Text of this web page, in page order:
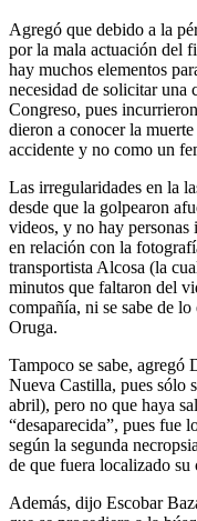
Agregó que debido a la
por la mala actuación del
hay muchos elementos
necesidad de solicitar una
Congreso, pues
dieron a conocer la
accidente y no como un
Las irregularidades en la
desde que la golpearon
videos, y no hay personas
en relación con la
transportista Alcosa (la
minutos que faltaron del
compañía, ni se sabe de lo
Oruga.
Tampoco se sabe,
Nueva Castilla, pues sólo
abril), pero no que haya
“desaparecida”, pues fue
según la segunda
de que fuera localizado su
Además, dijo Escobar